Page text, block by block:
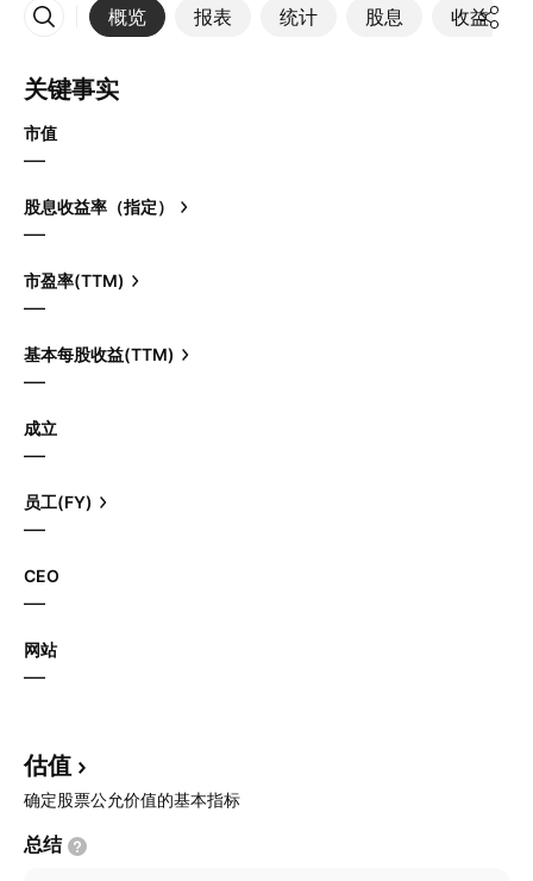
概览 报表 统计 股息 收益
更多
关键事实
市值
—
股息收益率（指定）
—
市盈率(TTM)
—
基本每股收益(TTM)
—
成立
—
员工(FY)
—
CEO
—
网站
—
估值
确定股票公允价值的基本指标
总结